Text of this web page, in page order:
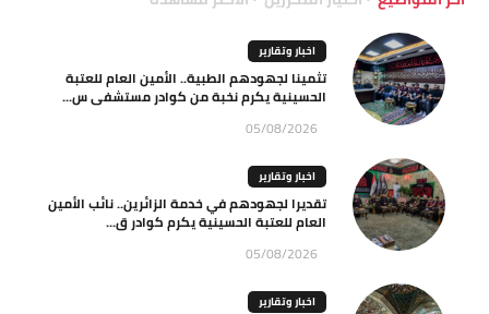
اخبار وتقارير
تثمينا لجهودهم الطبية.. الأمين العام للعتبة
الحسينية يكرم نخبة من كوادر مستشفى س...
05/08/2026
اخبار وتقارير
تقديرا لجهودهم في خدمة الزائرين.. نائب الأمين
العام للعتبة الحسينية يكرم كوادر ق...
05/08/2026
اخبار وتقارير